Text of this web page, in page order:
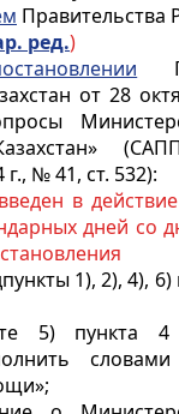
Правительства
ред.)
от 28
г., № 41, ст. 532):
в
дней со
1), 2), 4), 6)
5) пункта 4